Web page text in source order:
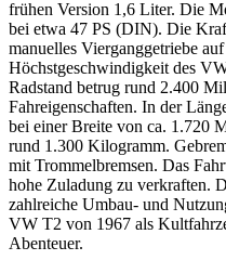
frühen Version 1,6 Liter. Die
bei etwa 47 PS (DIN). Die
manuelles Vierganggetriebe
Höchstgeschwindigkeit des
Radstand betrug rund 2.400
Fahreigenschaften. In der
bei einer Breite von ca. 1.720
rund 1.300 Kilogramm.
mit Trommelbremsen. Das
hohe Zuladung zu verkraften.
zahlreiche Umbau- und
VW T2 von 1967 als
Abenteuer.